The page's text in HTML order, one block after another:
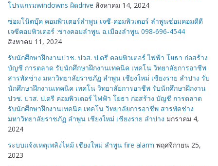
โปรแกรมwindowns ผิดdrive สิงหาคม 14, 2024
ซ่อมโน๊ตบุ๊ค คอมพิวเตอร์ลำพูน เจซี-คอมพิวเตอร์ ลำพูนซ่อมคอมดีดี
เจซีคอมพิวเตอร์ :ช่างคอมลำพูน อ.เมืองลำพูน 098-696-4544
สิงหาคม 11, 2024
รับนักศึกษาฝึกงานปวช. ปวส. ป.ตรี คอมพิวเตอร์ ไฟฟ้า โยธา ก่อสร้าง
บัญชี การตลาด รับนักศึกษาฝึกงานเทคนิค เทคโน วิทยาลัยการอาชีพ
สารพัดช่าง มหาวิทยาลัยราชภัฏ ลำพูน เชียงใหม่ เชียงราย ลำปาง รับ
นักศึกษาฝึกงานเทคนิค เทคโน วิทยาลัยการอาชีพ รับนักศึกษาฝึกงาน
ปวช. ปวส. ป.ตรี คอมพิวเตอร์ ไฟฟ้า โยธา ก่อสร้าง บัญชี การตลาด
รับนักศึกษาฝึกงานเทคนิค เทคโน วิทยาลัยการอาชีพ สารพัดช่าง
มหาวิทยาลัยราชภัฏ ลำพูน เชียงใหม่ เชียงราย ลำปาง มกราคม 4,
2024
ระบบแจ้งเหตุเพลิงไหม้ เชียงใหม่ ลำพูน fire alarm พฤศจิกายน 25,
2023